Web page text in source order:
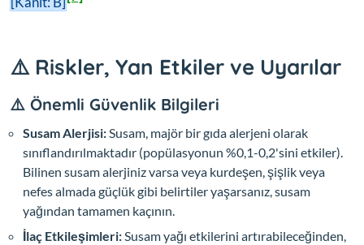
⚠️ Riskler, Yan Etkiler ve Uyarılar
⚠️ Önemli Güvenlik Bilgileri
Susam Alerjisi:Susam, majör bir gıda alerjeni olarak
sınıflandırılmaktadır (popülasyonun %0,1-0,2'sini etkiler).
Bilinen susam alerjiniz varsa veya kurdeşen, şişlik veya
nefes almada güçlük gibi belirtiler yaşarsanız, susam
yağından tamamen kaçının.
İlaç Etkileşimleri:Susam yağı etkilerini artırabileceğinden,